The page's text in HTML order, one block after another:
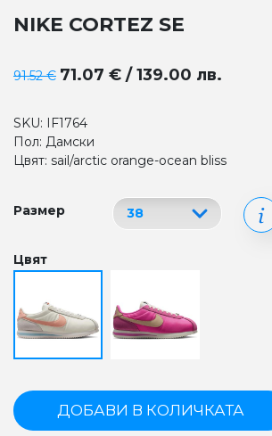
NIKE CORTEZ SE
91.52 € 71.07 € / 139.00 лв.
SKU: IF1764
Пол: Дамски
Цвят: sail/arctic orange-ocean bliss
Размер
Цвят
ДОБАВИ В КОЛИЧКАТА